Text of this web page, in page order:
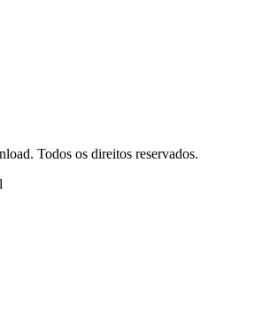
Todos os direitos reservados.